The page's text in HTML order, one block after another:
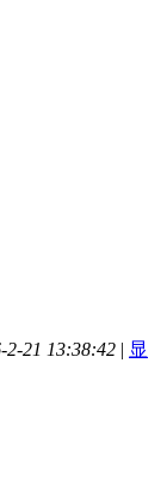
21 13:38:42 | 显